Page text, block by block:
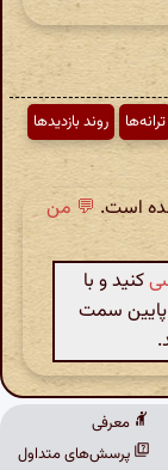
ترانه‌ها
روند بازدیدها
است. 💬 من
کنید و با
پایین سمت
معرفی
پرسش‌های متداول